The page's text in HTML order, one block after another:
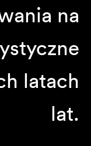
na
latach
lat.